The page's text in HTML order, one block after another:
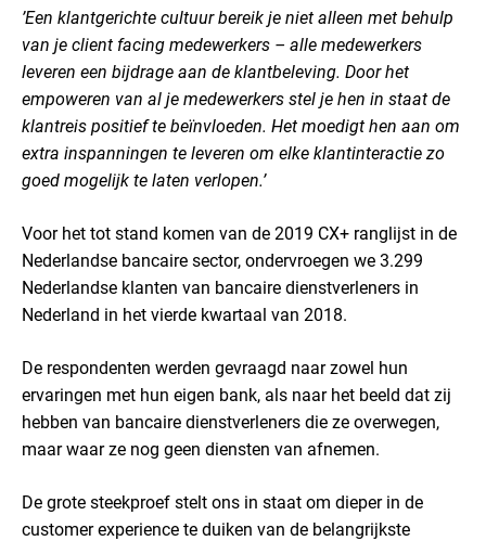
’Een klantgerichte cultuur bereik je niet alleen met behulp
van je client facing medewerkers – alle medewerkers
leveren een bijdrage aan de klantbeleving. Door het
empoweren van al je medewerkers stel je hen in staat de
klantreis positief te beïnvloeden. Het moedigt hen aan om
extra inspanningen te leveren om elke klantinteractie zo
goed mogelijk te laten verlopen.’
Voor het tot stand komen van de 2019 CX+ ranglijst in de
Nederlandse bancaire sector, ondervroegen we 3.299
Nederlandse klanten van bancaire dienstverleners in
Nederland in het vierde kwartaal van 2018.
De respondenten werden gevraagd naar zowel hun
ervaringen met hun eigen bank, als naar het beeld dat zij
hebben van bancaire dienstverleners die ze overwegen,
maar waar ze nog geen diensten van afnemen.
De grote steekproef stelt ons in staat om dieper in de
customer experience te duiken van de belangrijkste